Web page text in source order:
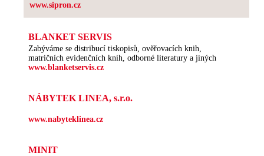
www.sipron.cz
BLANKET SERVIS
Zabýváme se distribucí tiskopisů, ověřovacích knih,
matričních evidenčních knih, odborné literatury a jiných
www.blanketservis.cz
NÁBYTEK LINEA, s.r.o.
www.nabyteklinea.cz
MINIT